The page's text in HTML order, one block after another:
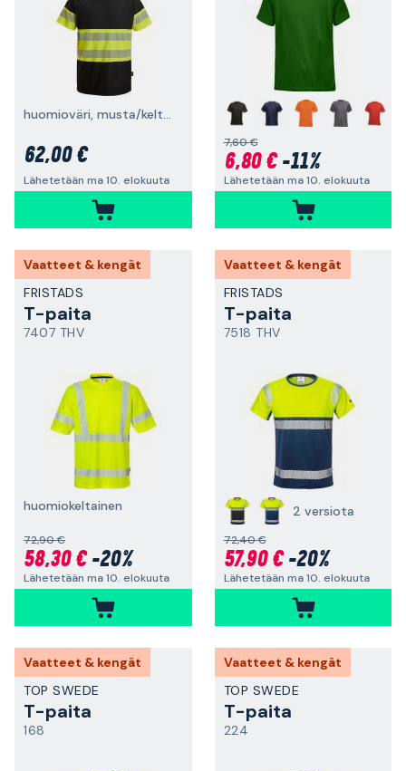
huomioväri, musta/keltainen
62,00 €
Lähetetään ma 10. elokuuta
7,60 €
6,80 €-11%
Lähetetään ma 10. elokuuta
Vaatteet & kengät
FRISTADS
T-paita
7407 THV
huomiokeltainen
72,90 €
58,30 €-20%
Lähetetään ma 10. elokuuta
Vaatteet & kengät
FRISTADS
T-paita
7518 THV
2 versiota
72,40 €
57,90 €-20%
Lähetetään ma 10. elokuuta
Vaatteet & kengät
TOP SWEDE
T-paita
168
Vaatteet & kengät
TOP SWEDE
T-paita
224